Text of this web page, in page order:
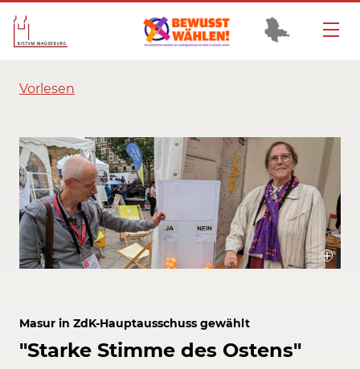
Vorlesen
Masur in ZdK-Hauptausschuss gewählt
"Starke Stimme des Ostens"